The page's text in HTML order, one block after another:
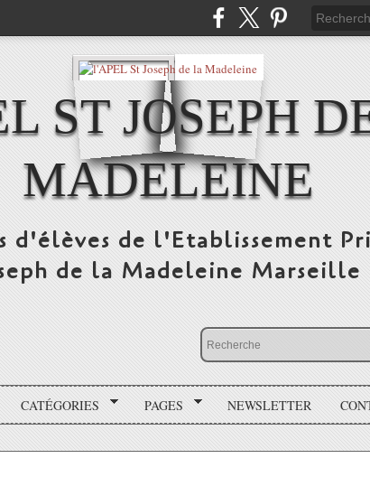
ST JOSEPH
MADELEINE
d'élèves de l'Etablissement
de la Madeleine Marseille
CATÉGORIES PAGES NEWSLETTER